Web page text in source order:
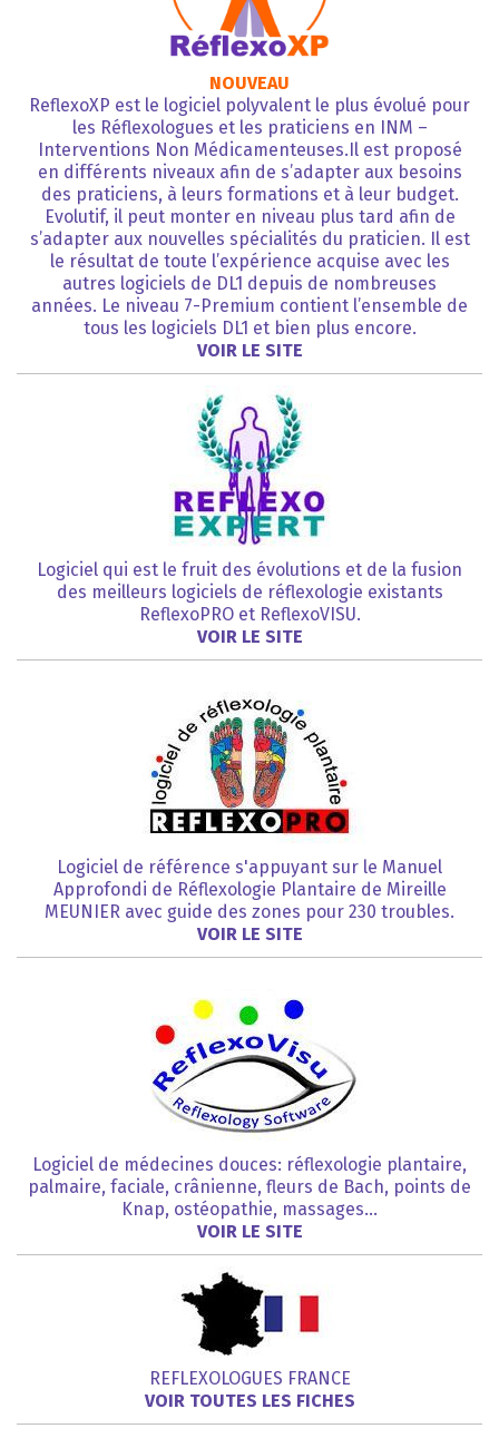
NOUVEAU
ReflexoXP est le logiciel polyvalent le plus évolué pour
les Réflexologues et les praticiens en INM –
Interventions Non Médicamenteuses.Il est proposé
en différents niveaux afin de s’adapter aux besoins
des praticiens, à leurs formations et à leur budget.
Evolutif, il peut monter en niveau plus tard afin de
s’adapter aux nouvelles spécialités du praticien. Il est
le résultat de toute l’expérience acquise avec les
autres logiciels de DL1 depuis de nombreuses
années. Le niveau 7-Premium contient l’ensemble de
tous les logiciels DL1 et bien plus encore.
VOIR LE SITE
Logiciel qui est le fruit des évolutions et de la fusion
des meilleurs logiciels de réflexologie existants
ReflexoPRO et ReflexoVISU.
VOIR LE SITE
Logiciel de référence s'appuyant sur le Manuel
Approfondi de Réflexologie Plantaire de Mireille
MEUNIER avec guide des zones pour 230 troubles.
VOIR LE SITE
Logiciel de médecines douces: réflexologie plantaire,
palmaire, faciale, crânienne, fleurs de Bach, points de
Knap, ostéopathie, massages…
VOIR LE SITE
REFLEXOLOGUES FRANCE
VOIR TOUTES LES FICHES